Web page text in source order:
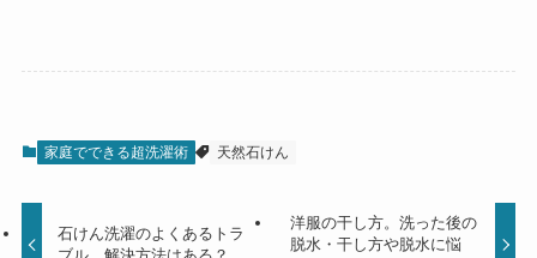
家庭でできる超洗濯術 天然石けん
石けん洗濯のよくあるトラ
洋服の干し方。洗った後の
脱水・干し方や脱水に悩